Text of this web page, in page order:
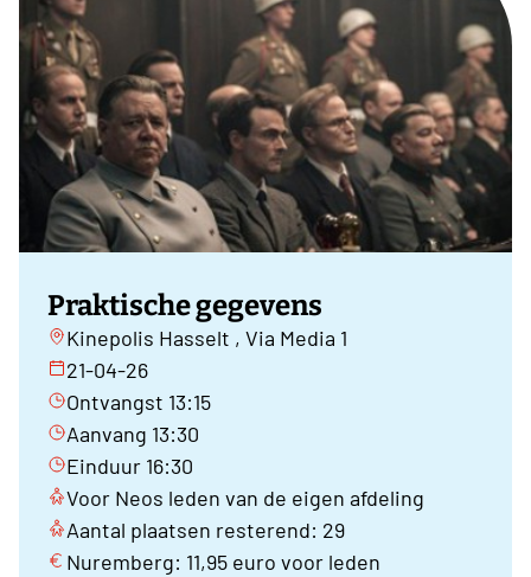
Praktische gegevens
Kinepolis Hasselt , Via Media 1
21-04-26
Ontvangst 13:15
Aanvang 13:30
Einduur 16:30
Voor Neos leden van de eigen afdeling
Aantal plaatsen resterend: 29
Nuremberg: 11,95 euro voor leden